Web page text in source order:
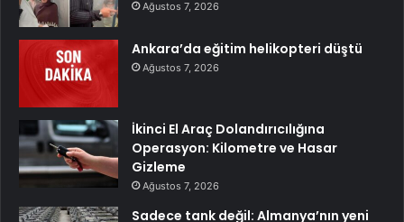
Ağustos 7, 2026
Ankara’da eğitim helikopteri düştü
Ağustos 7, 2026
İkinci El Araç Dolandırıcılığına
Operasyon: Kilometre ve Hasar
Gizleme
Ağustos 7, 2026
Sadece tank değil: Almanya’nın yeni